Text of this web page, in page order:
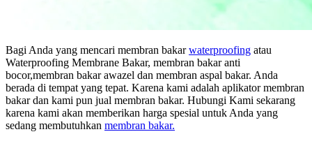
Bagi Anda yang mencari membran bakarwaterproofing atau
Waterproofing Membrane Bakar, membran bakar anti
bocor,membran bakar awazel dan membran aspal bakar. Anda
berada di tempat yang tepat. Karena kami adalah aplikator membran
bakar dan kami pun jual membran bakar. Hubungi Kami sekarang
karena kami akan memberikan harga spesial untuk Anda yang
sedang membutuhkan membran bakar.